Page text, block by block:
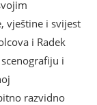
vještine i svijest
i Radek
i
razvidno